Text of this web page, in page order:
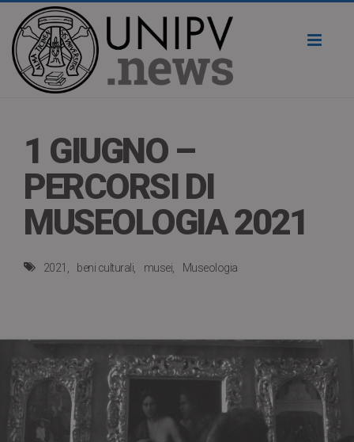
1 GIUGNO –
PERCORSI DI
MUSEOLOGIA 2021
2021 beni culturali musei Museologia